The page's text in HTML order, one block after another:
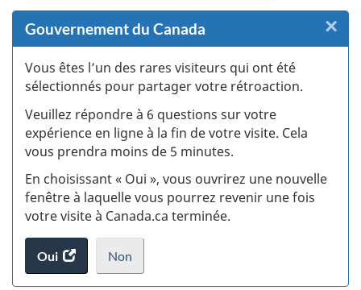
Gouvernement du Canada
Vous êtes l’un des rares visiteurs qui ont été
sélectionnés pour partager votre rétroaction.
Veuillez répondre à 6 questions sur votre
expérience en ligne à la fin de votre visite. Cela
vous prendra moins de 5 minutes.
En choisissant « Oui », vous ouvrirez une nouvelle
fenêtre à laquelle vous pourrez revenir une fois
votre visite à Canada.ca terminée.
Oui
accéder
au
Non
je
.
×